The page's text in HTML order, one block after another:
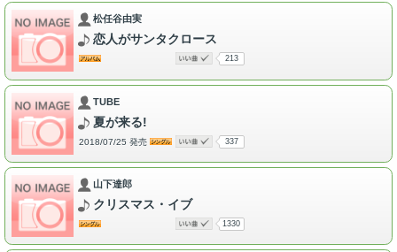
松任谷由実
恋人がサンタクロース
213
TUBE
夏が来る!
2018/07/25 発売 337
山下達郎
クリスマス・イブ
1330